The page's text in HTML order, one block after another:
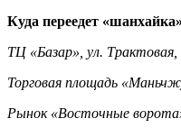
Куда переедет «шанхайка»
ТЦ «Базар», ул. Трактовая,
Торговая площадь
Рынок «Восточные